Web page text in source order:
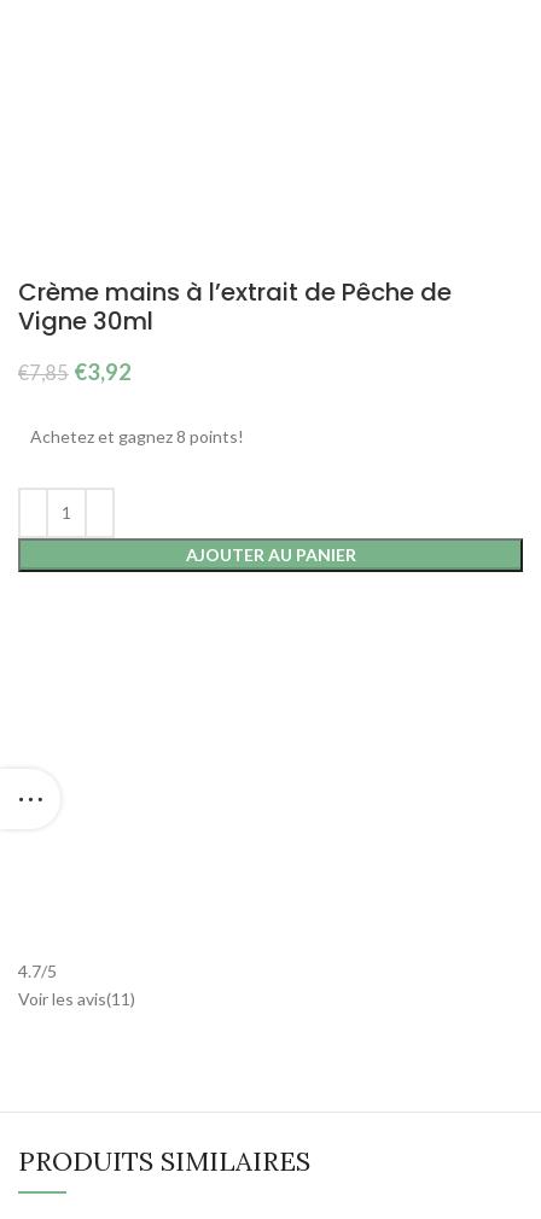
Crème mains à l’extrait de Pêche de
Vigne 30ml
€7,85 Le
était :
€3,92
est :
Achetez et gagnez 8 points!
AJOUTER AU PANIER
4.7/5
Voir les avis(11)
PRODUITS SIMILAIRES